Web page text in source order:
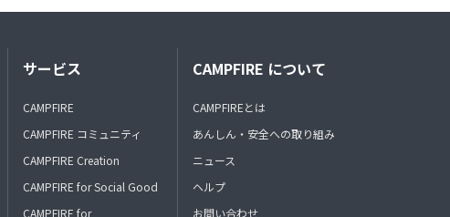
サービス
CAMPFIRE
CAMPFIRE コミュニティ
CAMPFIRE Creation
CAMPFIRE for Social Good
CAMPFIRE for
CAMPFIRE について
CAMPFIREとは
あんしん・安全への取り組み
ニュース
ヘルプ
お問い合わせ